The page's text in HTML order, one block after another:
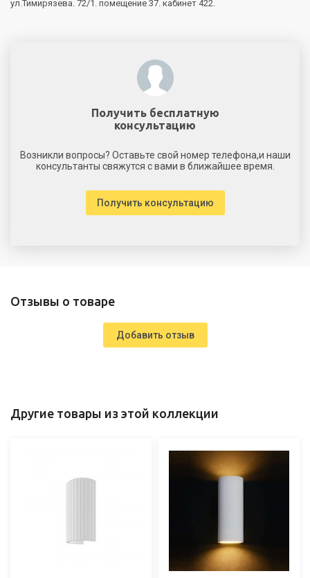
ул.Тимирязева. 72/1. помещение 37. кабинет 422.
Получить бесплатную
консультацию
Возникли вопросы? Оставьте свой номер телефона,и наши
консультанты свяжутся с вами в ближайшее время.
Получить консультацию
Отзывы о товаре
Добавить отзыв
Другие товары из этой коллекции